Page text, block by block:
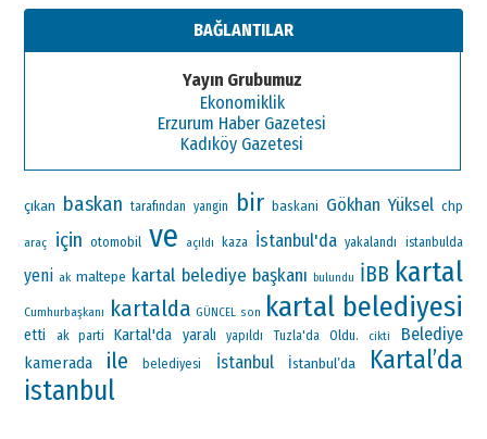
BAĞLANTILAR
Yayın Grubumuz
Ekonomiklik
Erzurum Haber Gazetesi
Kadıköy Gazetesi
çıkan baskan tarafından yangin bir baskani Gökhan Yüksel chp
araç için otomobil ve açıldı kaza İstanbul'da yakalandı istanbulda
yeni ak maltepe kartal belediye başkanı bulundu İBB kartal
Cumhurbaşkanı kartalda GÜNCEL son kartal belediyesi
etti ak parti Kartal'da yaralı yapıldı Tuzla'da Oldu. cikti Belediye
kamerada ile belediyesi İstanbul İstanbul’da Kartal’da
istanbul